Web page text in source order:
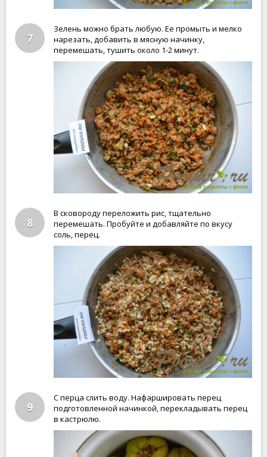
7
Зелень можно брать любую. Ее промыть и мелко
нарезать, добавить в мясную начинку,
перемешать, тушить около 1-2 минут.
8
В сковороду переложить рис, тщательно
перемешать. Пробуйте и добавляйте по вкусу
соль, перец.
9
С перца слить воду. Нафаршировать перец
подготовленной начинкой, перекладывать перец
в кастрюлю.